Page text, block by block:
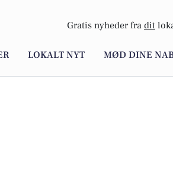
Gratis nyheder fra dit
LOKALT NYT MØD DINE